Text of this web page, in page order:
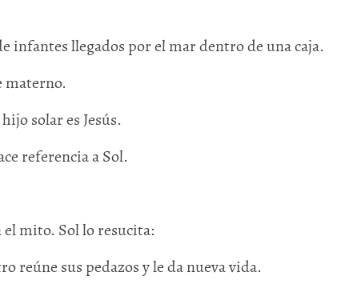
infantes llegados por el mar dentro de una caja.
materno.
solar es Jesús.
referencia a Sol.
mito. Sol lo resucita:
reúne sus pedazos y le da nueva vida.